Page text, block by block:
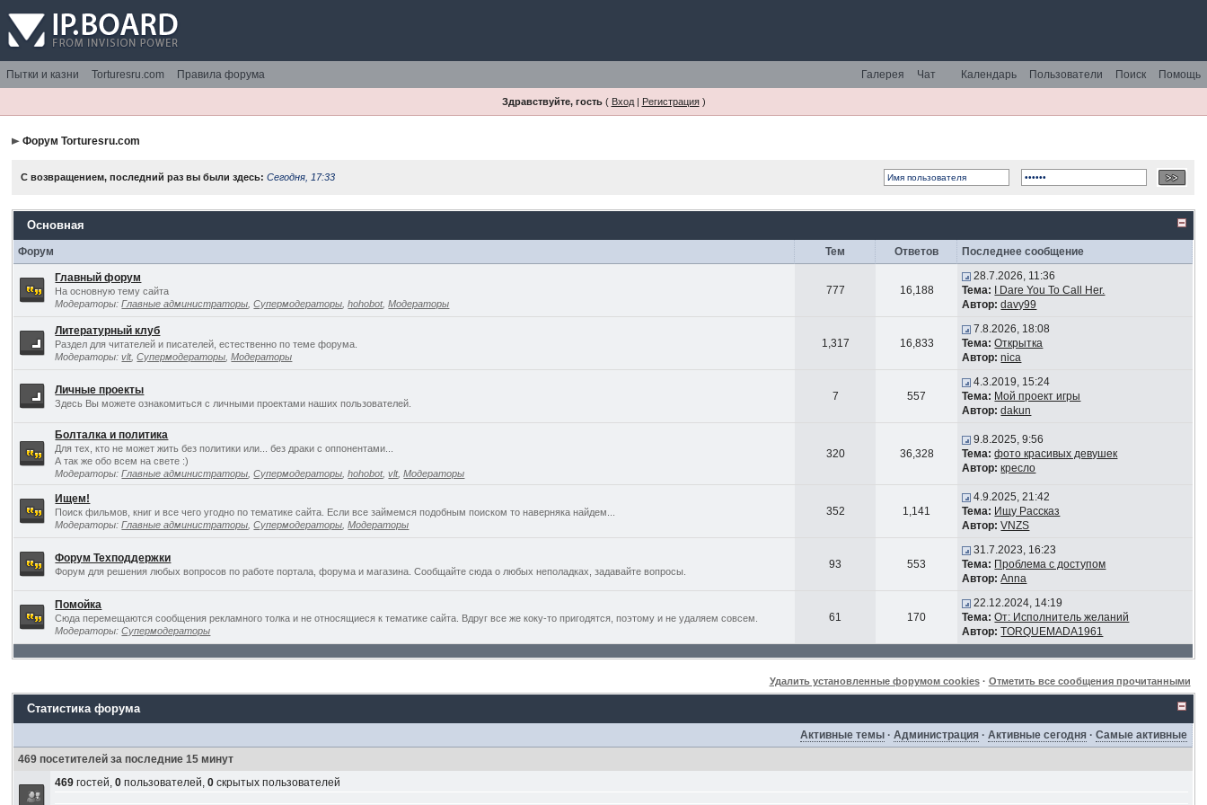
Пытки и казни Torturesru.com Правила форума Помощь
Поиск
Пользователи
Календарь
Чат
Галерея
Здравствуйте, гость( Вход| Регистрация)
Форум Torturesru.com
С возвращением, последний раз вы были здесь:Сегодня, 17:33
Основная
Форум Тем Ответов Последнее сообщение
Главный форум
На основную тему сайта
Модераторы:Главные администраторы ,Супермодераторы ,hohobot,Модераторы
777 16,188
28.7.2026, 11:36
Тема:
I Dare You To Call Her.
Автор: davy99
Литературный клуб
Раздел для читателей и писателей, естественно по теме форума.
Модераторы:vlt,Супермодераторы ,Модераторы
1,317 16,833
7.8.2026, 18:08
Тема: Открытка
Автор: nica
Личные проекты
Здесь Вы можете ознакомиться с личными проектами наших пользователей.
7 557
4.3.2019, 15:24
Тема: Мой проект игры
Автор: dakun
Болталка и политика
Для тех, кто не может жить без политики или... без драки с оппонентами...
А так же обо всем на свете :)
Модераторы:Главные администраторы ,Супермодераторы ,hohobot,vlt,Модераторы
320 36,328
9.8.2025, 9:56
Тема: фото красивых девушек
Автор: кресло
Ищем!
Поиск фильмов, книг и все чего угодно по тематике сайта. Если все займемся подобным поиском то наверняка найдем...
Модераторы:Главные администраторы ,Супермодераторы ,Модераторы
352 1,141
4.9.2025, 21:42
Тема: Ищу Рассказ
Автор: VNZS
Форум Техподдержки
Форум для решения любых вопросов по работе портала, форума и магазина. Сообщайте сюда о любых неполадках, задавайте вопросы.
93 553
31.7.2023, 16:23
Тема: Проблема с доступом
Автор: Anna
Помойка
Сюда перемещаются сообщения рекламного толка и не относящиеся к тематике сайта. Вдруг все же коку-то пригодятся, поэтому и не удаляем совсем.
Модераторы:Супермодераторы
61 170
22.12.2024, 14:19
Тема: От: Исполнитель желаний
Автор: TORQUEMADA1961
Удалить установленные форумом cookies· Отметить все сообщения прочитанными
Статистика форума
Активные темы ·Администрация ·Активные сегодня ·Самые активные
469 посетителей за последние 15 минут
469 гостей,0 пользователей,0 скрытых пользователей